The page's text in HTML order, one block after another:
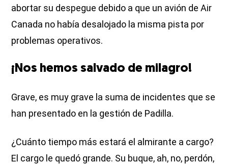
abortar su despegue debido a que un avión de Air
Canada no había desalojado la misma pista por
problemas operativos.
¡Nos hemos salvado de milagro!
Grave, es muy grave la suma de incidentes que se
han presentado en la gestión de Padilla.
¿Cuánto tiempo más estará el almirante a cargo?
El cargo le quedó grande. Su buque, ah, no, perdón,